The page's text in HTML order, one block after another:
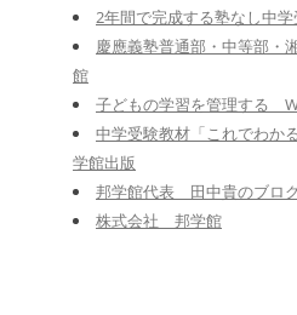
2年間で完成する塾なし中
慶應義塾普通部・中等部
館
子どもの学習を管理する
中学受験教材「これでわか
学館出版
邦学館代表 田中貴のブロ
株式会社 邦学館